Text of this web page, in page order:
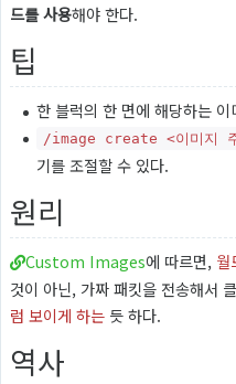
드를 사용해야 한다.
팁
한 블럭의 한 면에 해당하는 이
/image create <이미지
기를 조절할 수 있다.
원리
Custom Images에 따르면, 월
것이 아닌, 가짜 패킷을 전송해서
럼 보이게 하는듯 하다.
역사